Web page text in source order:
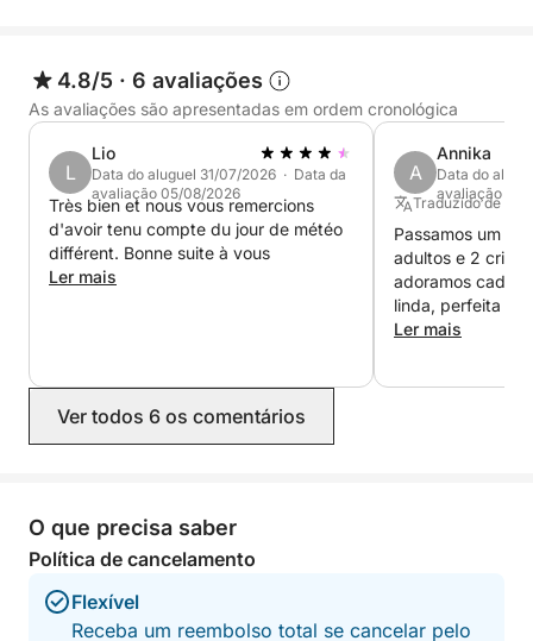
O bote não é muito grande e, para maior conforto,
recomendamos reservar para um máximo de 4
adultos ou, por exemplo, 2 adultos e 3 crianças.
4.8/5 · 6 avaliações
As avaliações são apresentadas em ordem cronológica
L
Lio
Data do aluguel 31/07/2026 · Data da
avaliação 05/08/2026
Très bien et nous vous remercions
d'avoir tenu compte du jour de météo
différent. Bonne suite à vous
Ler mais
A
Annika
Data do
avaliação 26/
Traduzido de
Passamos um
adultos e 2
adoramos cada
linda, perfeita
snorkel, praias e
Ler mais
Ver todos 6 os comentários
O que precisa saber
Política de cancelamento
Flexível
Receba um reembolso total se cancelar pelo